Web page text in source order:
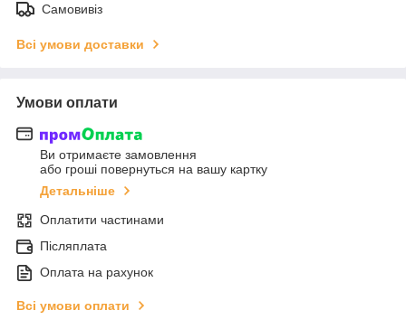
Самовивіз
Всі умови доставки
Умови оплати
Ви отримаєте замовлення
або гроші повернуться на вашу картку
Детальніше
Оплатити частинами
Післяплата
Оплата на рахунок
Всі умови оплати